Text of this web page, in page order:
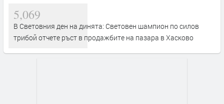
5,069
В Световния ден на динята: Световен шампион по силов
трибой отчете ръст в продажбите на пазара в Хасково